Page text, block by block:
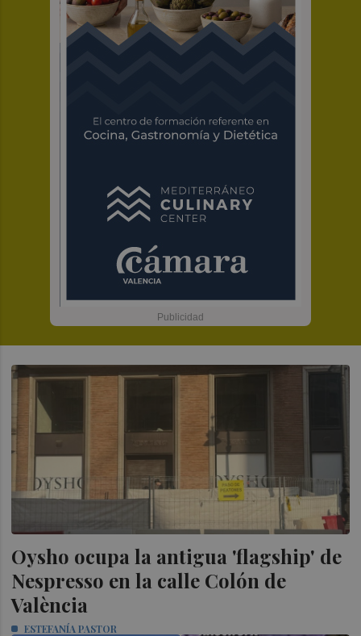
Oysho ocupa la antigua 'flagship' de
Nespresso en la calle Colón de
València
ESTEFANÍA PASTOR